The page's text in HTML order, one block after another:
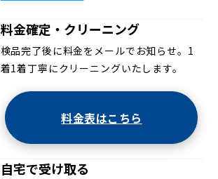
料金確定・クリーニング
検品完了後に料金をメールでお知らせ。1
着1着丁寧にクリーニングいたします。
料金表はこちら
自宅で受け取る